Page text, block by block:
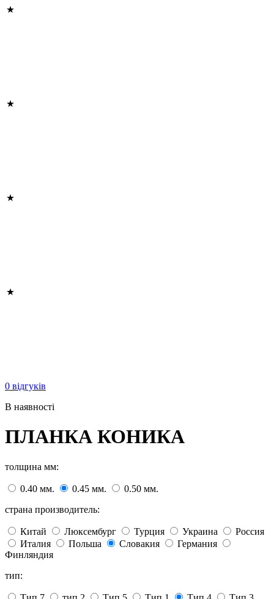
0 відгуків
В наявності
ПЛАНКА КОНИКА
толщина мм:
0.40 мм. 0.45 мм.
0.50 мм.
страна производитель:
Китай Люксембург Турция Украина
Россия
Италия
Польша Словакия
Германия
Финляндия
тип: